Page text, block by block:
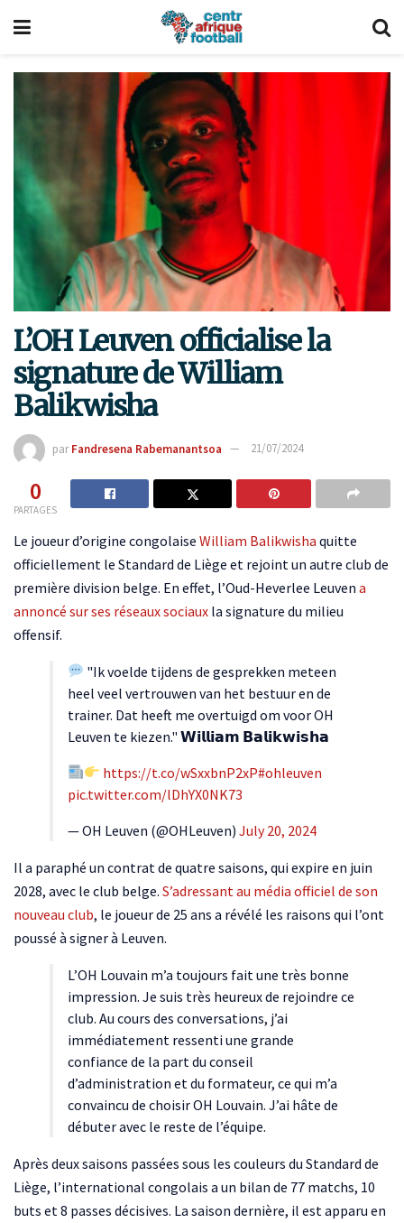
L’OH Leuven officialise la
signature de William
Balikwisha
par Fandresena Rabemanantsoa 21/07/2024
0
PARTAGES
Le joueur d’origine congolaise William Balikwisha quitte
officiellement le Standard de Liège et rejoint un autre club de
première division belge. En effet, l’Oud-Heverlee Leuven a
annoncé sur ses réseaux sociaux la signature du milieu
offensif.
"Ik voelde tijdens de gesprekken meteen
heel veel vertrouwen van het bestuur en de
trainer. Dat heeft me overtuigd om voor OH
Leuven te kiezen." 𝗪𝗶𝗹𝗹𝗶𝗮𝗺 𝗕𝗮𝗹𝗶𝗸𝘄𝗶𝘀𝗵𝗮
https://t.co/wSxxbnP2xP#ohleuven
pic.twitter.com/lDhYX0NK73
— OH Leuven (@OHLeuven) July 20, 2024
Il a paraphé un contrat de quatre saisons, qui expire en juin
2028, avec le club belge. S’adressant au média officiel de son
nouveau club, le joueur de 25 ans a révélé les raisons qui l’ont
poussé à signer à Leuven.
L’OH Louvain m’a toujours fait une très bonne
impression. Je suis très heureux de rejoindre ce
club. Au cours des conversations, j’ai
immédiatement ressenti une grande
confiance de la part du conseil
d’administration et du formateur, ce qui m’a
convaincu de choisir OH Louvain. J’ai hâte de
débuter avec le reste de l’équipe.
Après deux saisons passées sous les couleurs du Standard de
Liège, l’international congolais a un bilan de 77 matchs, 10
buts et 8 passes décisives. La saison dernière, il est apparu en